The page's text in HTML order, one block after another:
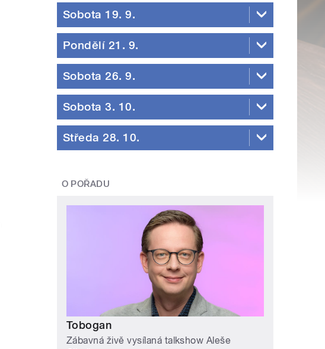
Sobota 19. 9.
Pondělí 21. 9.
Sobota 26. 9.
Sobota 3. 10.
Středa 28. 10.
O POŘADU
Tobogan
Zábavná živě vysílaná talkshow Aleše